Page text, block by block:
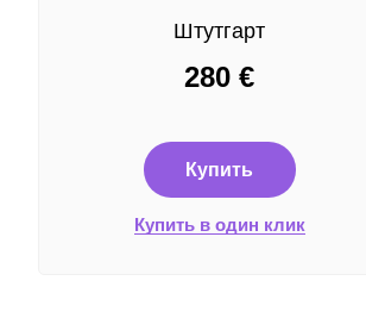
Штутгарт
280 €
Купить
Купить в один клик